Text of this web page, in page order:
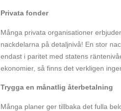
Privata fonder
Många privata organisationer
nackdelarna på detaljnivå! En stor
endast i paritet med statens
ekonomier, så finns det verkligen
Trygga en månatlig återbetalning
Många planer ger tillbaka det fulla